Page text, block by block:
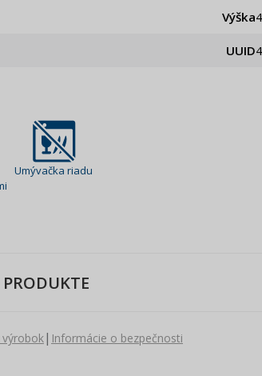
Výška
UUID
Umývačka riadu
| Informácie o bezpečnosti